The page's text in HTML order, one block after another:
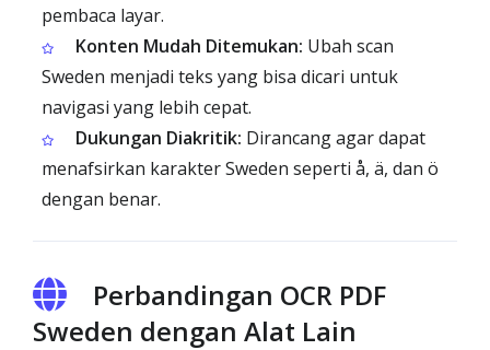
pembaca layar.
Konten Mudah Ditemukan: Ubah scan
Sweden menjadi teks yang bisa dicari untuk
navigasi yang lebih cepat.
Dukungan Diakritik: Dirancang agar dapat
menafsirkan karakter Sweden seperti å, ä, dan ö
dengan benar.
Perbandingan OCR PDF
Sweden dengan Alat Lain